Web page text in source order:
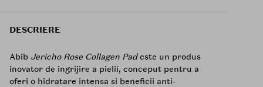
DESCRIERE
Abib Jericho Rose Collagen Padeste un produs
inovator de ingrijire a pielii, conceput pentru a
oferi o hidratare intensa si beneficii anti-